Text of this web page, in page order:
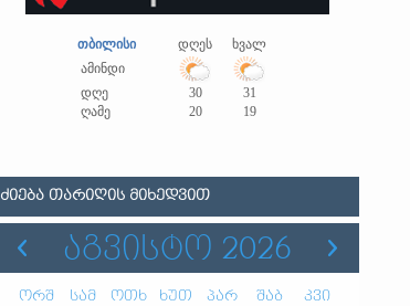
თბილისი დღეს
ხვალ
ამინდი
დღე
30
31
ღამე
20 19
ᲫᲘᲔᲑᲐ ᲗᲐᲠᲘᲦᲘᲡ ᲛᲘᲮᲔᲓᲕᲘᲗ
ᲐᲒᲕᲘᲡᲢᲝ 2026
ორშ სამ ოთხ ხუთ პარ შაბ კვი